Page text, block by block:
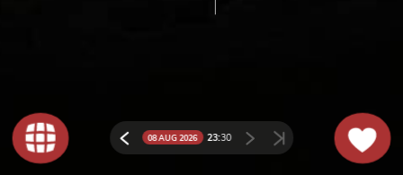
08 AUG 2026 23:30